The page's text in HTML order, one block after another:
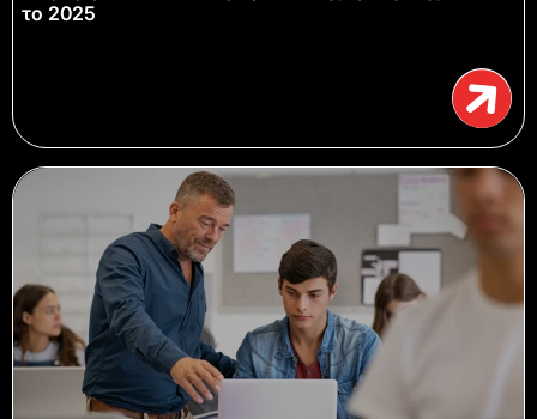
το 2025